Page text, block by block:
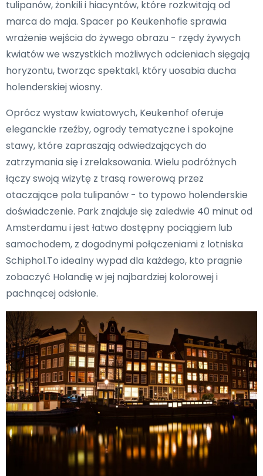
tulipanów, żonkili i hiacyntów, które rozkwitają od
marca do maja. Spacer po Keukenhofie sprawia
wrażenie wejścia do żywego obrazu - rzędy żywych
kwiatów we wszystkich możliwych odcieniach sięgają
horyzontu, tworząc spektakl, który uosabia ducha
holenderskiej wiosny.
Oprócz wystaw kwiatowych, Keukenhof oferuje
eleganckie rzeźby, ogrody tematyczne i spokojne
stawy, które zapraszają odwiedzających do
zatrzymania się i zrelaksowania. Wielu podróżnych
łączy swoją wizytę z trasą rowerową przez
otaczające pola tulipanów - to typowo holenderskie
doświadczenie. Park znajduje się zaledwie 40 minut od
Amsterdamu i jest łatwo dostępny pociągiem lub
samochodem, z dogodnymi połączeniami z lotniska
Schiphol.To idealny wypad dla każdego, kto pragnie
zobaczyć Holandię w jej najbardziej kolorowej i
pachnącej odsłonie.